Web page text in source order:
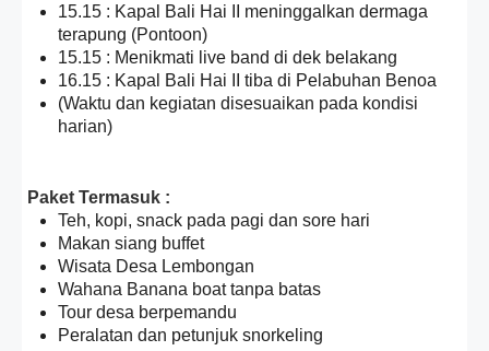
15.15 : Kapal Bali Hai II meninggalkan dermaga
terapung (Pontoon)
15.15 : Menikmati live band di dek belakang
16.15 : Kapal Bali Hai II tiba di Pelabuhan Benoa
(Waktu dan kegiatan disesuaikan pada kondisi
harian)
Paket Termasuk :
Teh, kopi, snack pada pagi dan sore hari
Makan siang buffet
Wisata Desa Lembongan
Wahana Banana boat tanpa batas
Tour desa berpemandu
Peralatan dan petunjuk snorkeling